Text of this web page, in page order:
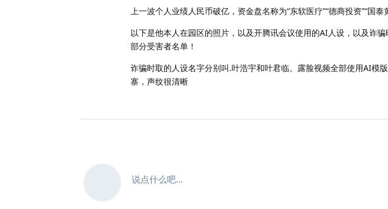
上一波个人业绩人民币破亿，资金盘名称为“东软医疗”“德商投资”“国泰
以下是他本人在园区的照片，以及开腾讯会议使用的AI人设，以及诈骗
部分受害者名单！
诈骗时取的人设名字分别叫.叶浩宇和叶君临。露脸视频全部使用AI模
寨，声纹很清晰
说点什么吧...